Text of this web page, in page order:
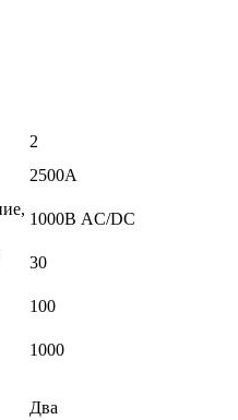
2
2500А
1000В AC/DC
30
100
1000
Два